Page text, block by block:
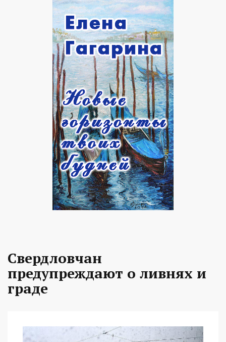
Свердловчан
предупреждают о ливнях и
граде